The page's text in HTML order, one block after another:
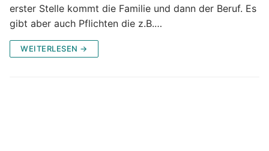
erster Stelle kommt die Familie und dann der Beruf. Es
gibt aber auch Pflichten die z.B.…
WEITERLESEN →